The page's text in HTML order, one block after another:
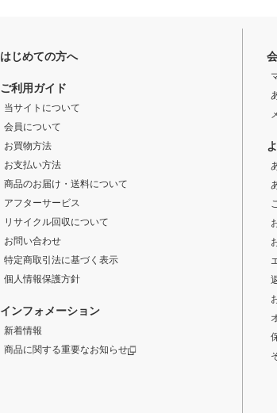
はじめての方へ
ご利用ガイド
当サイトについて
会員について
お買物方法
お支払い方法
商品のお届け・送料について
アフターサービス
リサイクル回収について
お問い合わせ
特定商取引法に基づく表示
個人情報保護方針
インフォメーション
新着情報
商品に関する重要なお知らせ